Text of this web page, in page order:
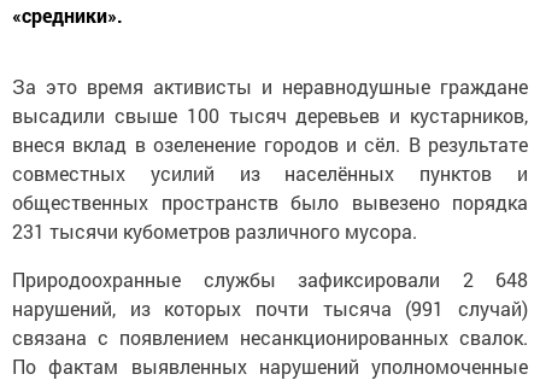
«средники».
За это время активисты и неравнодушные граждане
высадили свыше 100 тысяч деревьев и кустарников,
внеся вклад в озеленение городов и сёл. В результате
совместных усилий из населённых пунктов и
общественных пространств было вывезено порядка
231 тысячи кубометров различного мусора.
Природоохранные службы зафиксировали 2 648
нарушений, из которых почти тысяча (991 случай)
связана с появлением несанкционированных свалок.
По фактам выявленных нарушений уполномоченные